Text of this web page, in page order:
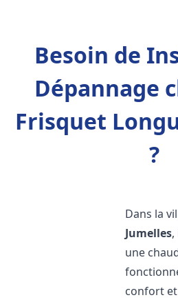
Besoin de
Dépannage
Frisquet
?
Dans la
Jumelles
une
confort